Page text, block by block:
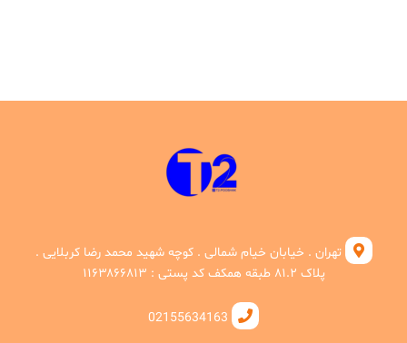
تهران . خیابان خیام شمالی . کوچه شهید محمد رضا کربلایی .
پلاک ۸۱.۲ طبقه همکف کد پستی : ۱۱۶۳۸۶۶۸۱۳
02155634163